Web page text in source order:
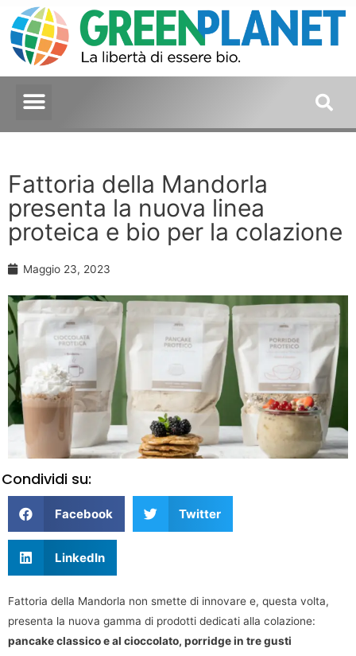
Fattoria della Mandorla
presenta la nuova linea
proteica e bio per la colazione
Maggio 23, 2023
Condividi su:
Facebook Twitter
LinkedIn
Fattoria della Mandorla non smette di innovare e, questa volta,
presenta la nuova gamma di prodotti dedicati alla colazione:
pancake classico e al cioccolato, porridge in tre gusti